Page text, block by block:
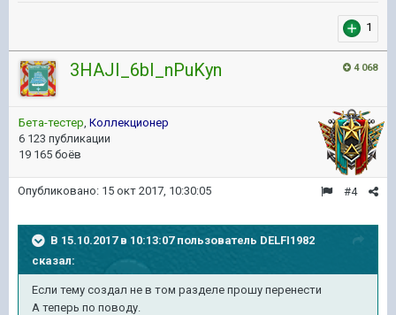
1
4 068
3HAJI_6bI_nPuKyn
Бета-тестер, Коллекционер
6 123 публикации
19 165 боёв
#4
Опубликовано: 15 окт 2017, 10:30:05
В 15.10.2017 в 10:13:07 пользователь DELFI1982
сказал:
Если тему создал не в том разделе прошу перенести
А теперь по поводу.